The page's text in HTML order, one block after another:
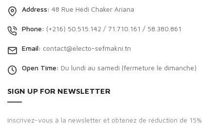
Address: 48 Rue Hédi Chaker Ariana
Phone: (+216) 50.515.142 / 71.710.161 / 58.380.861
Email: contact@electo-sefmakni.tn
Open Time: Du lundi au samedi (fermeture le dimanche)
SIGN UP FOR NEWSLETTER
Inscrivez-vous à la newsletter et obtenez de réduction de 15%